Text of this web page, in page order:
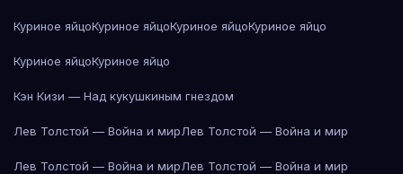
Куриное яйцоКуриное яйцоКуриное яйцоКуриное яйцо
Куриное яйцоКуриное яйцо
Кэн Кизи — Над кукушкиным гнездом
Лев Толстой — Война и мирЛев Толстой — Война и мир
Лев Толстой — Война и мирЛев Толстой — Война и мир